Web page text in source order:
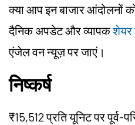
क्या आप इन बाजार आंदोलनों
दैनिक अपडेट और व्यापकशेयर
एंजेल वन न्यूज़ पर जाएं।
निष्कर्ष
₹15,512 प्रति यूनिट पर पूर्व-